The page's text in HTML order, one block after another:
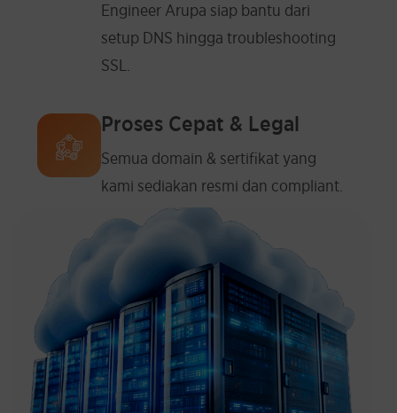
Engineer Arupa siap bantu dari
setup DNS hingga troubleshooting
SSL.
Proses Cepat & Legal
Semua domain & sertifikat yang
kami sediakan resmi dan compliant.